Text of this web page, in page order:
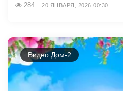
284 20 ЯНВАРЯ, 2026 00:30
Видео Дом-2